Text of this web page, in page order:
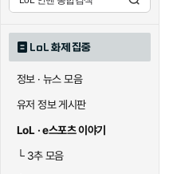
LoL 화제 집중
정보 · 뉴스 모음
유저 정보 게시판
LoL · e스포츠 이야기
└3추 모음